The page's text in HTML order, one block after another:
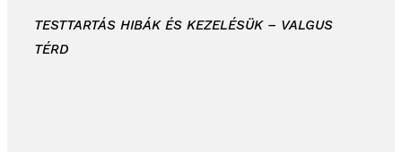
TESTTARTÁS HIBÁK ÉS KEZELÉSÜK – VALGUS
TÉRD